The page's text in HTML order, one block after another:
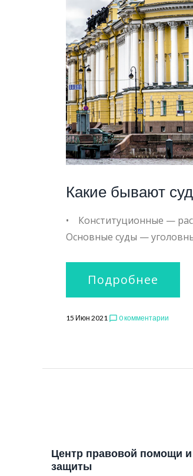
СУД
Какие бывают
• Конституционные —
Основные суды —
Подробнее
15 Июн 2021 chat_bubble_outline 0 комментарии
Центр правовой помощи
защиты